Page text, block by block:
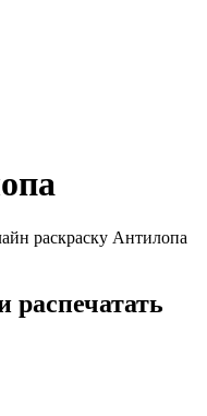
раскраску Антилопа
распечатать